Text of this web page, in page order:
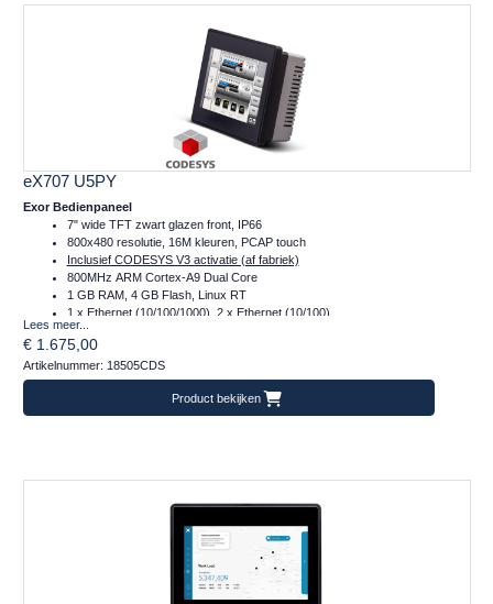
eX707 U5PY
Exor Bedienpaneel
7" wide TFT zwart glazen front, IP66
800x480 resolutie, 16M kleuren, PCAP touch
Inclusief CODESYS V3 activatie (af fabriek)
800MHz ARM Cortex-A9 Dual Core
1 GB RAM, 4 GB Flash, Linux RT
1 x Ethernet (10/100/1000), 2 x Ethernet (10/100)
1 x Serieel (232/485/422)
2 x Plug-in, 2 x USB, 1 x SD
Temperatuur inzetbereik: -20..+60°C
CE, DNVGL, EUROMR, cULus, Class I Div 2, ATEX en IECex
Frontafmeting: 187x147 (mm)
Lees meer...
€ 1.675,00
Artikelnummer: 18505CDS
Product bekijken